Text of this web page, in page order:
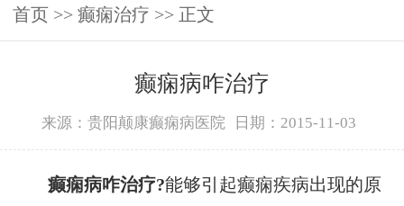
首页 >> 癫痫治疗 >> 正文
癫痫病咋治疗
来源：贵阳颠康癫痫病医院 日期：2015-11-03
癫痫病咋治疗?能够引起癫痫疾病出现的原